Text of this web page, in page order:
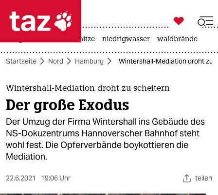
 taz zahl ich
taz zahl ich
themen
politik
öko
gesellschaft
kultur

taz zahl ich
hitze niedrigwasser waldbrände
Startseite Nord Hamburg Wintershall-Mediation droht zu
Wintershall-Mediation droht zu scheitern
Der große Exodus
Der Umzug der Firma Wintershall ins Gebäude des
NS-Dokuzentrums Hannoverscher Bahnhof steht
wohl fest. Die Opferverbände boykottieren die
Mediation.
22.6.2021 19:06 Uhr teilen